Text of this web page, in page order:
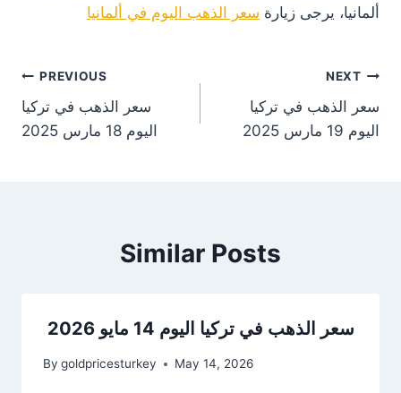
ألمانيا، يرجى زيارة سعر الذهب اليوم في ألمانيا
PREVIOUS
سعر الذهب في تركيا
اليوم 18 مارس 2025
NEXT
سعر الذهب في تركيا
اليوم 19 مارس 2025
Similar Posts
سعر الذهب في تركيا اليوم 14 مايو 2026
By goldpricesturkey May 14, 2026